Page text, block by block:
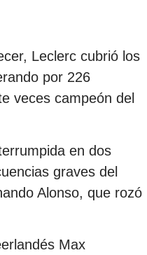
Leclerc cubrió los
por 226
veces campeón del
en dos
graves del
Alonso, que rozó
Max